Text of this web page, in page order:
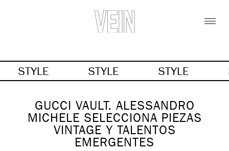
STYLE STYLE STYLE
GUCCI VAULT. ALESSANDRO
MICHELE SELECCIONA PIEZAS
VINTAGE Y TALENTOS
EMERGENTES